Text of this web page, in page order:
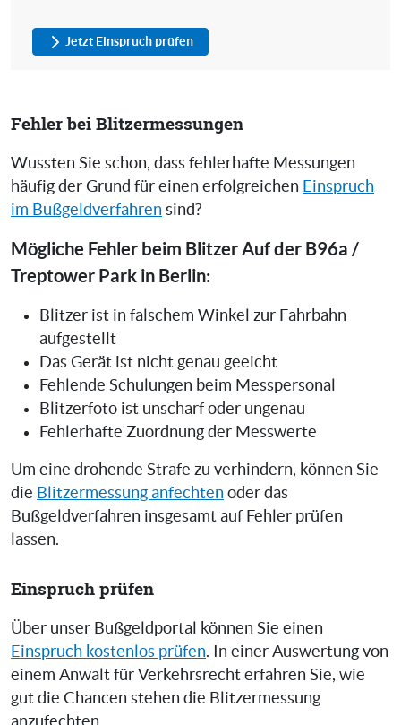
Jetzt Einspruch prüfen
Fehler bei Blitzermessungen
Wussten Sie schon, dass fehlerhafte Messungen
häufig der Grund für einen erfolgreichen Einspruch
im Bußgeldverfahren sind?
Mögliche Fehler beim Blitzer Auf der B96a /
Treptower Park in Berlin:
Blitzer ist in falschem Winkel zur Fahrbahn
aufgestellt
Das Gerät ist nicht genau geeicht
Fehlende Schulungen beim Messpersonal
Blitzerfoto ist unscharf oder ungenau
Fehlerhafte Zuordnung der Messwerte
Um eine drohende Strafe zu verhindern, können Sie
die Blitzermessung anfechten oder das
Bußgeldverfahren insgesamt auf Fehler prüfen
lassen.
Einspruch prüfen
Über unser Bußgeldportal können Sie einen
Einspruch kostenlos prüfen. In einer Auswertung von
einem Anwalt für Verkehrsrecht erfahren Sie, wie
gut die Chancen stehen die Blitzermessung